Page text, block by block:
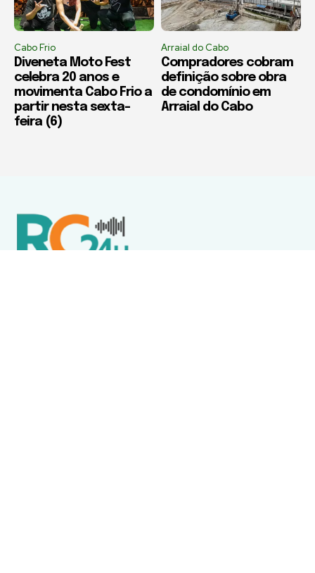
Cabo Frio
Diveneta Moto Fest
celebra 20 anos e
movimenta Cabo Frio a
partir nesta sexta-
feira (6)
Arraial do Cabo
Compradores cobram
definição sobre obra
de condomínio em
Arraial do Cabo